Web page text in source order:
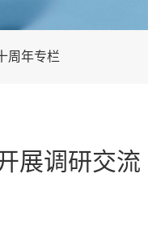
周年专栏
展调研交流